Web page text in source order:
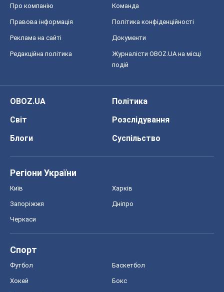
Про компанію Команда
Правова інформація Політика конфіденційності
Реклама на сайті Документи
Редакційна політика
Журналісти OBOZ.UA на місці
подій
OBOZ.UA
Політика
Світ
Розслідування
Блоги
Суспільство
Регіони України
Київ Харків
Запоріжжя Дніпро
Черкаси
Спорт
Футбол Баскетбол
Хокей Бокс